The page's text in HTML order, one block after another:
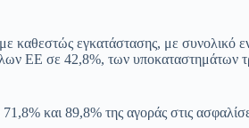
καθεστώς εγκατάστασης, με συνολικό
ΕΕ σε 42,8%, των υποκαταστημάτων
και 89,8% της αγοράς στις